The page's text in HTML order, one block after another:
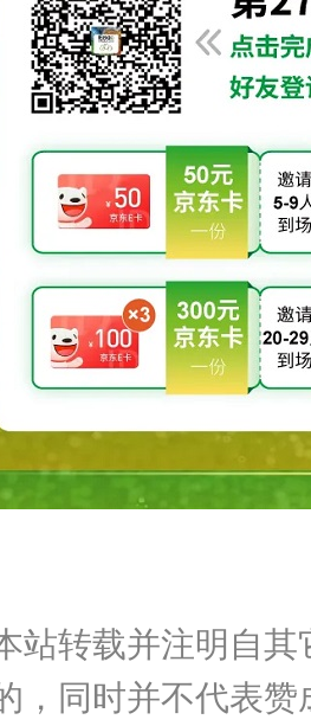
站转载并注明自
，同时并不代表